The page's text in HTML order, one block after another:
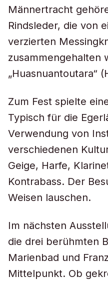
Männertracht
Rindsleder, die von
verzierten
zusammengehalten
„Huasnuantoutara“
Zum Fest spielte
Typisch für die
Verwendung von
verschiedenen
Geige, Harfe,
Kontrabass. Der
Weisen lauschen.
Im nächsten
die drei berühmten
Marienbad und
Mittelpunkt. Ob